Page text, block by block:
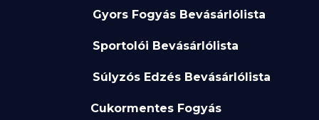
Gyors Fogyás Bevásárlólista
Sportolói Bevásárlólista
Súlyzós Edzés Bevásárlólista
Cukormentes Fogyás